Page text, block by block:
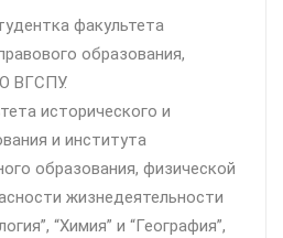
факультета
образования,
ВГСПУ.
исторического и
и института
образования, физической
жизнедеятельности
“Химия” и “География”,